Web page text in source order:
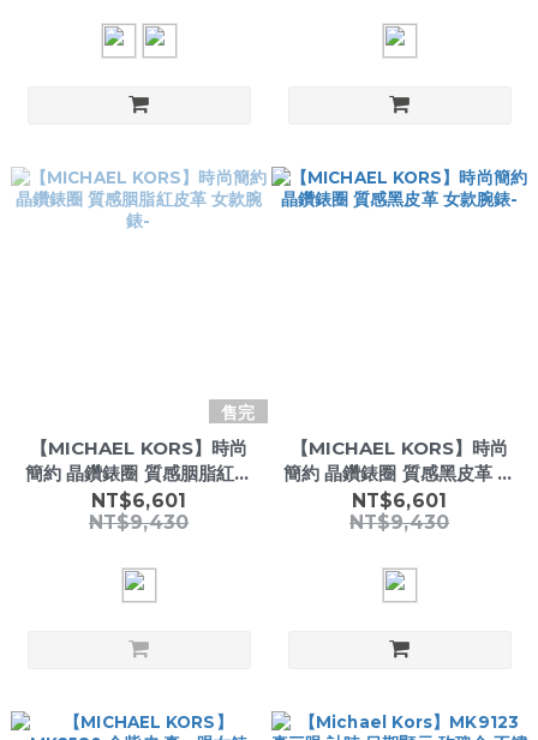
售完
【MICHAEL KORS】時尚
簡約 晶鑽錶圈 質感胭脂紅皮
革 女款腕錶-
NT$6,601
NT$9,430
【MICHAEL KORS】時尚
簡約 晶鑽錶圈 質感黑皮革 女
款腕錶-
NT$6,601
NT$9,430